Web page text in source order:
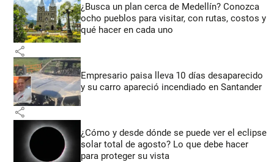
¿Busca un plan cerca de Medellín? Conozca
ocho pueblos para visitar, con rutas, costos y
qué hacer en cada uno
share
Empresario paisa lleva 10 días desaparecido
y su carro apareció incendiado en Santander
share
¿Cómo y desde dónde se puede ver el eclipse
solar total de agosto? Lo que debe hacer
para proteger su vista